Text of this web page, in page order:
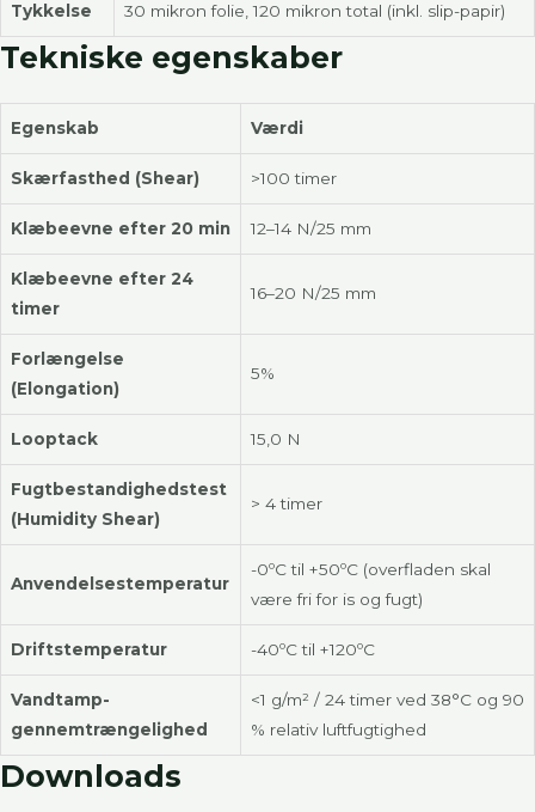
Tykkelse 30 mikron folie, 120 mikron total (inkl. slip-papir)
Tekniske egenskaber
Egenskab Værdi
Skærfasthed (Shear) >100 timer
Klæbeevne efter 20 min 12–14 N/25 mm
Klæbeevne efter 24
timer
16–20 N/25 mm
Forlængelse
(Elongation)
5%
Looptack 15,0 N
Fugtbestandighedstest
(Humidity Shear)
> 4 timer
Anvendelsestemperatur
-0ºC til +50ºC (overfladen skal
være fri for is og fugt)
Driftstemperatur -40ºC til +120ºC
Vandtamp-
gennemtrængelighed
<1 g/m² / 24 timer ved 38°C og 90
% relativ luftfugtighed
Downloads